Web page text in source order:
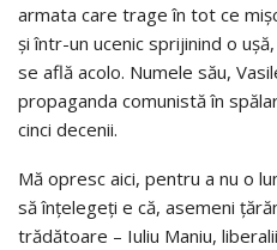
armata care trage în tot ce
și într-un ucenic sprijinind o
se află acolo. Numele său,
propaganda comunistă în
cinci decenii.
Mă opresc aici, pentru a nu o
să înțelegeți e că, asemeni
trădătoare – Iuliu Maniu,